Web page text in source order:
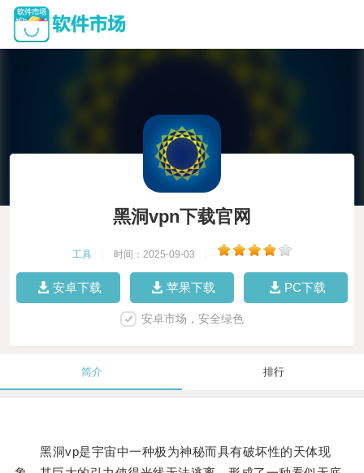
黑洞vpn下载官网
工具 时间：2025-09-03
安卓下载 苹果下载 PC下载
安卓市场，安全绿色
简介 排行
黑洞vp是宇宙中一种极为神秘而具有破坏性的天体现